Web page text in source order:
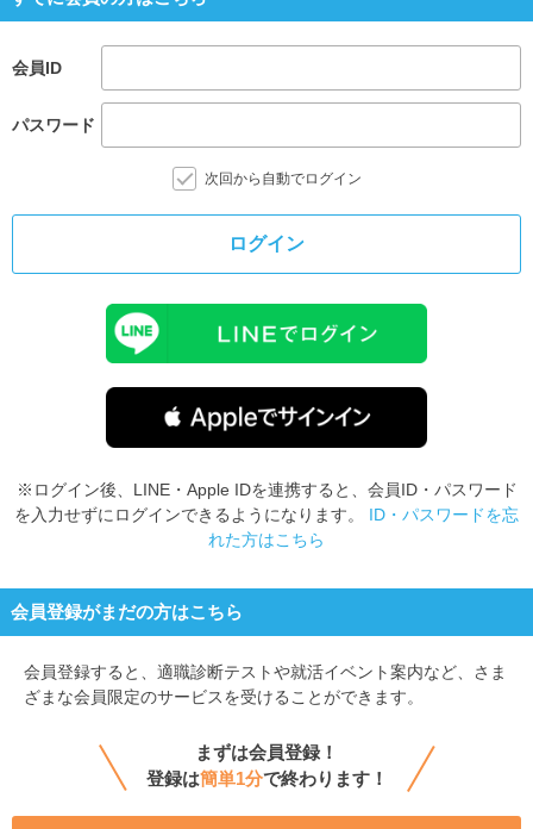
会員ID
パスワード
次回から自動でログイン
ログイン
※ログイン後、LINE・Apple IDを連携すると、会員ID・パスワード
を入力せずにログインできるようになります。 ID・パスワードを忘
れた方はこちら
会員登録がまだの方はこちら
会員登録すると、 適職診断テストや就活イベント案内など、さま
ざまな会員限定のサービスを受けることができます。
まずは会員登録！
登録は簡単1分で終わります！